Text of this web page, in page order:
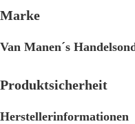
Marke
Van Manen´s
Produktsicherheit
Herstellerinformationen